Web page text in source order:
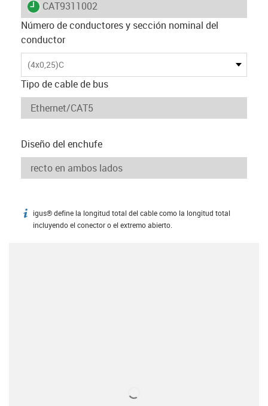
igus-icon-lieferzeit
CAT9311002
Número de conductores y sección nominal del
conductor
(4x0,25)C
Tipo de cable de bus
Diseño del enchufe
igus-icon-info
igus® define la longitud total del cable como la longitud total
incluyendo el conector o el extremo abierto.